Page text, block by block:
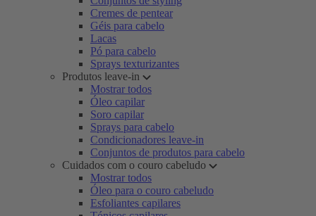
Cremes de pentear
Géis para cabelo
Lacas
Pó para cabelo
Sprays texturizantes
Produtos leave-in
Mostrar todos
Óleo capilar
Soro capilar
Sprays para cabelo
Condicionadores leave-in
Conjuntos de produtos para cabelo
Cuidados com o couro cabeludo
Mostrar todos
Óleo para o couro cabeludo
Esfoliantes capilares